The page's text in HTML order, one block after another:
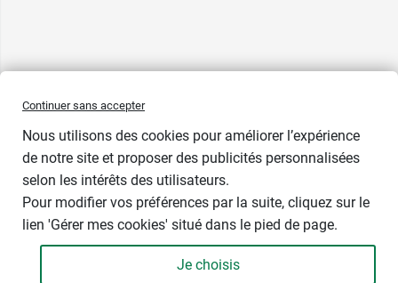
Continuer sans accepter
Nous utilisons des cookies pour améliorer l’expérience
de notre site et proposer des publicités personnalisées
selon les intérêts des utilisateurs.
Pour modifier vos préférences par la suite, cliquez sur le
lien 'Gérer mes cookies' situé dans le pied de page.
Je choisis